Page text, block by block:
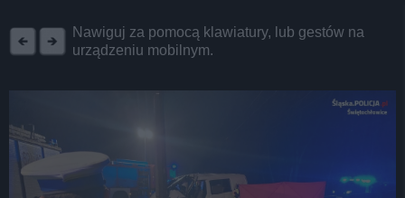
Nawiguj za pomocą klawiatury, lub gestów na
urządzeniu mobilnym.